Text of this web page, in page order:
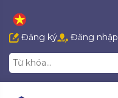
Đăng ký
Đăng nhập